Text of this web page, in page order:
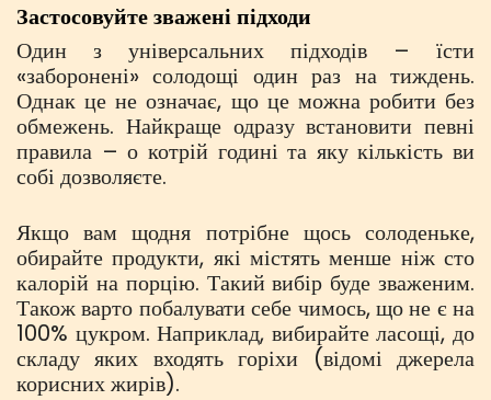
Застосовуйте зважені підходи
Один з універсальних підходів – їсти
«заборонені» солодощі один раз на тиждень.
Однак це не означає, що це можна робити без
обмежень. Найкраще одразу встановити певні
правила – о котрій годині та яку кількість ви
собі дозволяєте.
Якщо вам щодня потрібне щось солоденьке,
обирайте продукти, які містять менше ніж сто
калорій на порцію. Такий вибір буде зваженим.
Також варто побалувати себе чимось, що не є на
100% цукром. Наприклад, вибирайте ласощі, до
складу яких входять горіхи (відомі джерела
корисних жирів).